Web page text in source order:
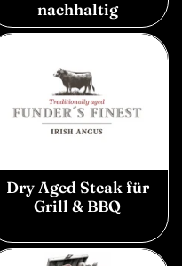
nachhaltig
Dry Aged Steak für
Grill & BBQ